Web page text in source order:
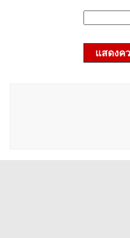
แสดงค